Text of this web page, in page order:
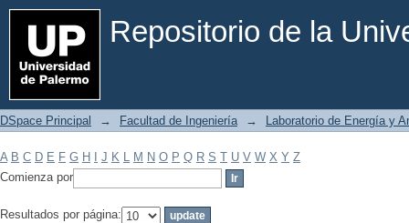
Repositorio de la
Filtrar por: Materia
DSpace Principal → Facultad de Ingeniería → Laboratorio de Energía y
A B C D E F G H J K L M N O P Q R S T U V W X Y Z
Comienza por
Resultados por página: